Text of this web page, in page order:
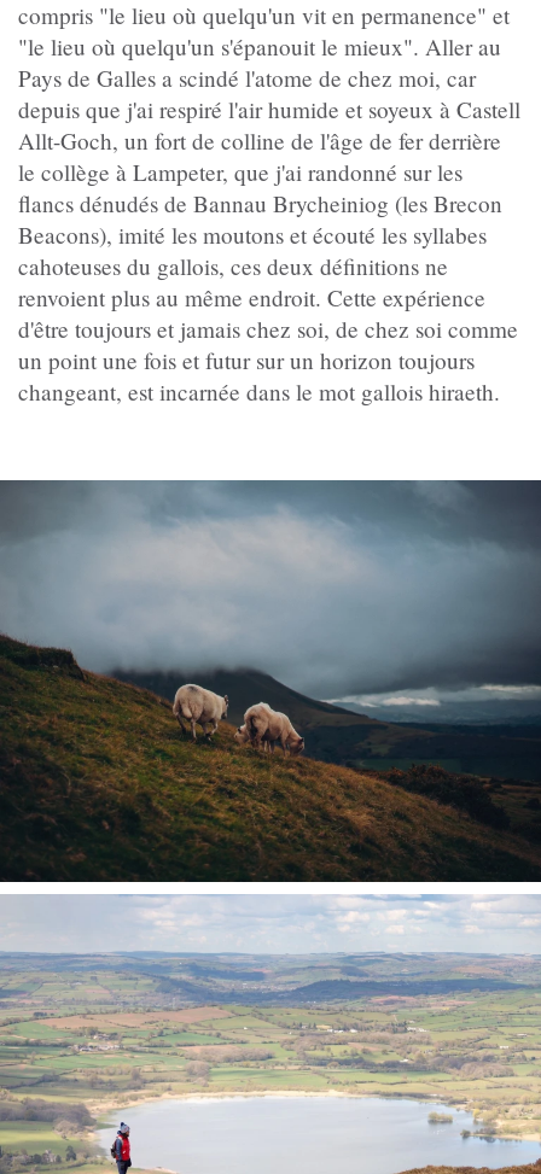
compris "le lieu où quelqu'un vit en permanence" et
"le lieu où quelqu'un s'épanouit le mieux". Aller au
Pays de Galles a scindé l'atome de chez moi, car
depuis que j'ai respiré l'air humide et soyeux à Castell
Allt-Goch, un fort de colline de l'âge de fer derrière
le collège à Lampeter, que j'ai randonné sur les
flancs dénudés de Bannau Brycheiniog (les Brecon
Beacons), imité les moutons et écouté les syllabes
cahoteuses du gallois, ces deux définitions ne
renvoient plus au même endroit. Cette expérience
d'être toujours et jamais chez soi, de chez soi comme
un point une fois et futur sur un horizon toujours
changeant, est incarnée dans le mot gallois hiraeth.